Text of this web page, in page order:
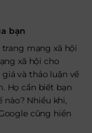
bạn
mạng xã hội
xã hội cho
và thảo luận về
Họ cần biết bạn
nào? Nhiều khi,
cũng hiển